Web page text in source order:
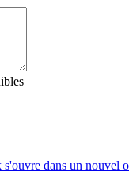
s'ouvre dans un nouvel